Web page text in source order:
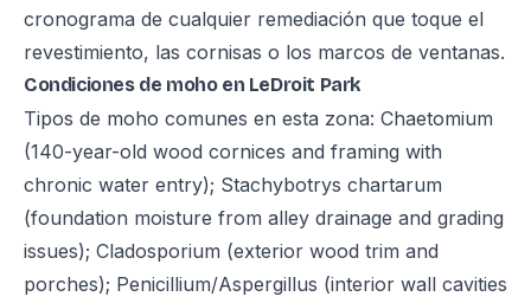
cronograma de cualquier remediación que toque el
revestimiento, las cornisas o los marcos de ventanas.
Condiciones de moho en LeDroit Park
Tipos de moho comunes en esta zona: Chaetomium
(140-year-old wood cornices and framing with
chronic water entry); Stachybotrys chartarum
(foundation moisture from alley drainage and grading
issues); Cladosporium (exterior wood trim and
porches); Penicillium/Aspergillus (interior wall cavities